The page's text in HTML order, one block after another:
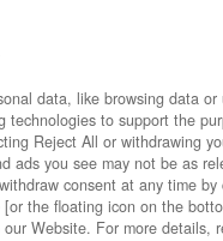
data, like browsing data
to support the
Reject All or withdrawing
ads you see may not be as
consent at any time
the floating icon on the
Website. For more details,